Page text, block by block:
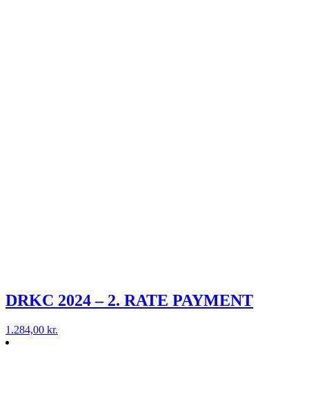
DRKC 2024 – 2. RATE PAYMENT
1.284,00 kr.